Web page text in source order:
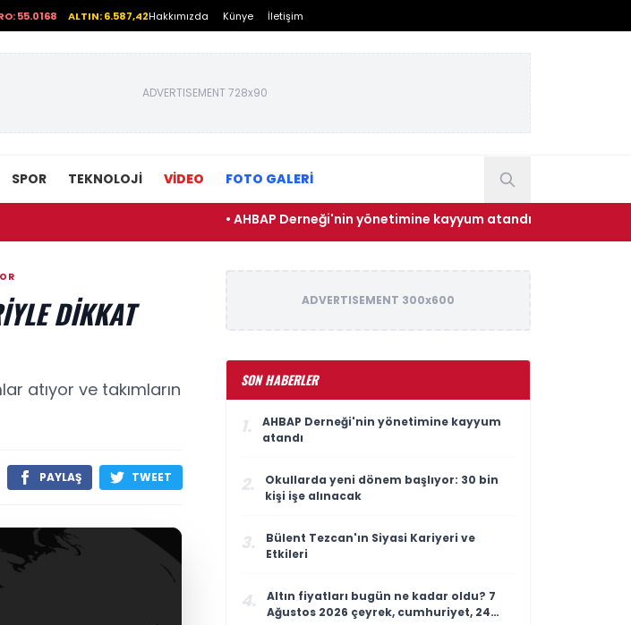
55.0168 ALTIN: 6.587,42Hakkımızda Künye İletişim
ADVERTISEMENT 728x90
SPOR TEKNOLOJI VİDEO FOTO GALERİ
• AHBAP Derneği'nin yönetimine kayyum atandı • Okullarda
DIKKAT
atıyor ve takımların
PAYLAŞ TWEET
ADVERTISEMENT 300x600
SON HABERLER
1.
AHBAP Derneği'nin yönetimine kayyum
atandı
2.
Okullarda yeni dönem başlıyor: 30 bin
kişi işe alınacak
3.
Bülent Tezcan'ın Siyasi Kariyeri ve
Etkileri
4.
Altın fiyatları bugün ne kadar oldu? 7
Ağustos 2026 çeyrek, cumhuriyet, 24